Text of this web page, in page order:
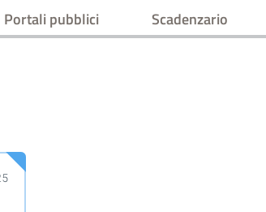
Portali pubblici Scadenzario